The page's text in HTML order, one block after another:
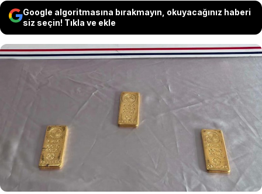
Google algoritmasına bırakmayın, okuyacağınız haberi
siz seçin! Tıkla ve ekle
Bu sabah Hakkari'de minibüsteki bir
yolcunun ayakkabılarında 3 kilo külçe altın
ele geçirilmişti. Öğle saatlerinde ise
Amasya'da bir yolcu otobüsünde 3 kilogram
külçe altın ele geçirildi